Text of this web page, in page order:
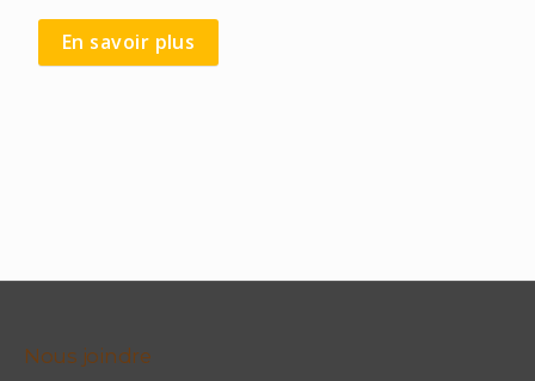
En savoir plus
Nous joindre